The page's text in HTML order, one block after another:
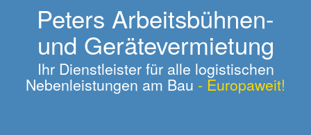
Peters Arbeitsbühnen-
und Gerätevermietung
Ihr Dienstleister für alle logistischen
Nebenleistungen am Bau - Europaweit!